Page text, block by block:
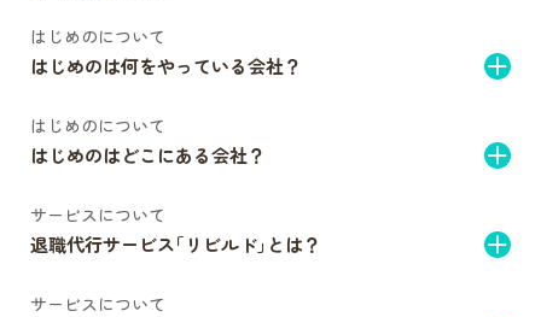
はじめのについて
はじめのは何をやっている会社？
はじめのについて
はじめのはどこにある会社？
サービスについて
退職代行サービス｢リビルド｣とは？
サービスについて